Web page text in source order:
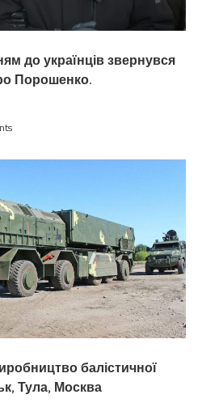
до українців звернувся
Порошенко.
балістичної
Тула, Москва